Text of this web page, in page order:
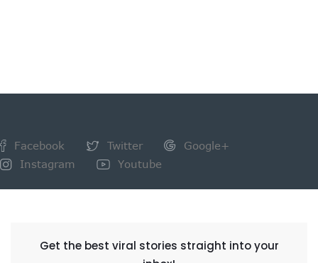
Facebook Twitter
Google+
Instagram
Youtube
Get the best viral stories straight into your